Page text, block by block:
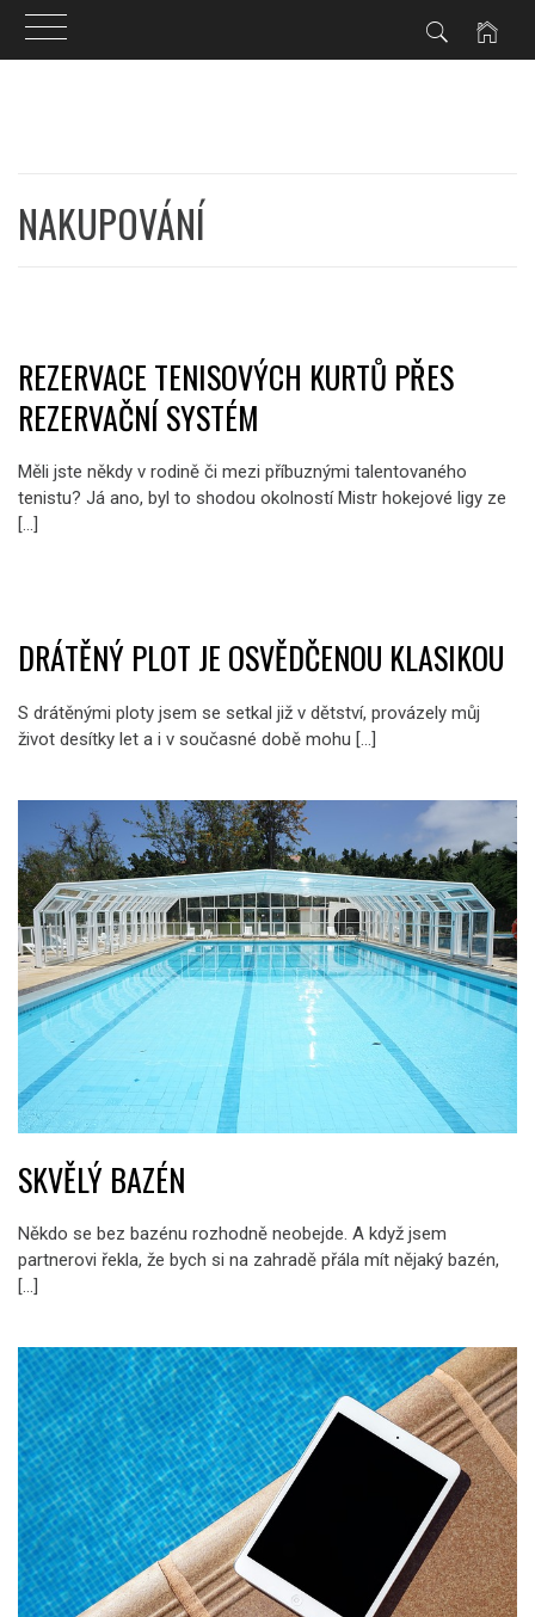
NAKUPOVÁNÍ
REZERVACE TENISOVÝCH KURTŮ PŘES
REZERVAČNÍ SYSTÉM
Měli jste někdy v rodině či mezi příbuznými talentovaného
tenistu? Já ano, byl to shodou okolností Mistr hokejové ligy ze
[…]
DRÁTĚNÝ PLOT JE OSVĚDČENOU KLASIKOU
S drátěnými ploty jsem se setkal již v dětství, provázely můj
život desítky let a i v současné době mohu […]
SKVĚLÝ BAZÉN
Někdo se bez bazénu rozhodně neobejde. A když jsem
partnerovi řekla, že bych si na zahradě přála mít nějaký bazén,
[…]